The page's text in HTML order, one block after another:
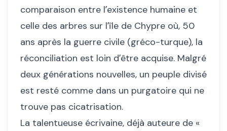
comparaison entre lʼexistence humaine et
celle des arbres sur lʼîle de Chypre où, 50
ans après la guerre civile (gréco-turque), la
réconciliation est loin dʼêtre acquise. Malgré
deux générations nouvelles, un peuple divisé
est resté comme dans un purgatoire qui ne
trouve pas cicatrisation.
La talentueuse écrivaine, déjà auteure de «